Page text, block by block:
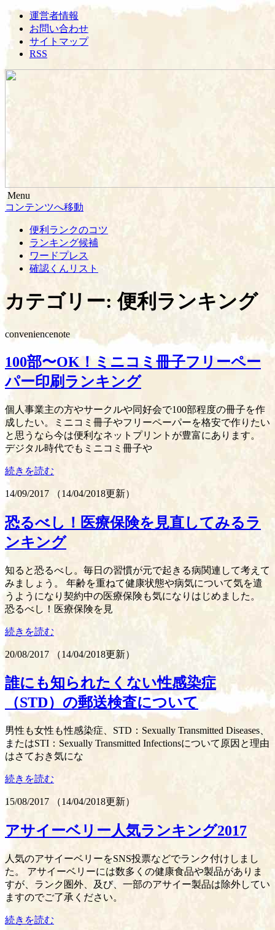
運営者情報
お問い合わせ
サイトマップ
RSS
便利ランキングのコツ KO2
ネット情報の便利な機能をメモ代わりにランキングしていま
す。
Menu
コンテンツへ移動
便利ランクのコツ
ランキング候補
ワードプレス
確認くんリスト
カテゴリー:便利ランキング
conveniencenote
100部〜OK！ミニコミ冊子フリーペー
パー印刷ランキング
個人事業主の方やサークルや同好会で100部程度の冊子を作
成したい。ミニコミ冊子やフリーペーパーを格安で作りたい
と思うなら今は便利なネットプリントが豊富にあります。
デジタル時代でもミニコミ冊子や
続きを読む
14/09/2017 （14/04/2018更新）
恐るべし！医療保険を見直してみるラ
ンキング
知ると恐るべし。毎日の習慣が元で起きる病関連して考えて
みましょう。 年齢を重ねて健康状態や病気について気を遣
うようになり契約中の医療保険も気になりはじめました。
恐るべし！医療保険を見
続きを読む
20/08/2017 （14/04/2018更新）
誰にも知られたくない性感染症
（STD）の郵送検査について
男性も女性も性感染症、STD：Sexually Transmitted Diseases、
またはSTI：Sexually Transmitted Infectionsについて原因と理由
はさておき気にな
続きを読む
15/08/2017 （14/04/2018更新）
アサイーベリー人気ランキング2017
人気のアサイーベリーをSNS投票などでランク付けしまし
た。 アサイーベリーには数多くの健康食品や製品がありま
すが、ランク圏外、及び、一部のアサイー製品は除外してい
ますのでご了承ください。
続きを読む